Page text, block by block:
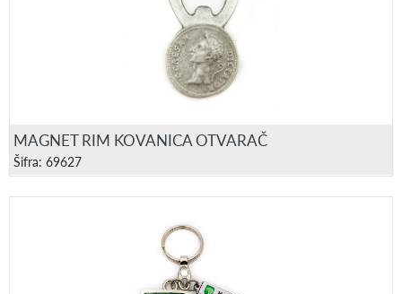
MAGNET RIM KOVANICA OTVARAČ
Šifra: 69627